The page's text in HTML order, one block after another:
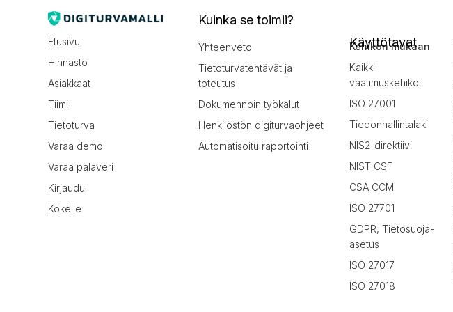
Etusivu
Hinnasto
Asiakkaat
Tiimi
Tietoturva
Varaa demo
Varaa palaveri
Kirjaudu
Kokeile
Kuinka se toimii?
Yhteenveto
Tietoturvatehtävät ja
toteutus
Dokumennoin työkalut
Henkilöstön digiturvaohjeet
Automatisoitu raportointi
Käyttötavat
Kehikon mukaan
Kaikki
vaatimuskehikot
ISO 27001
Tiedonhallintalaki
NIS2-direktiivi
NIST CSF
CSA CCM
ISO 27701
GDPR, Tietosuoja-
asetus
ISO 27017
ISO 27018